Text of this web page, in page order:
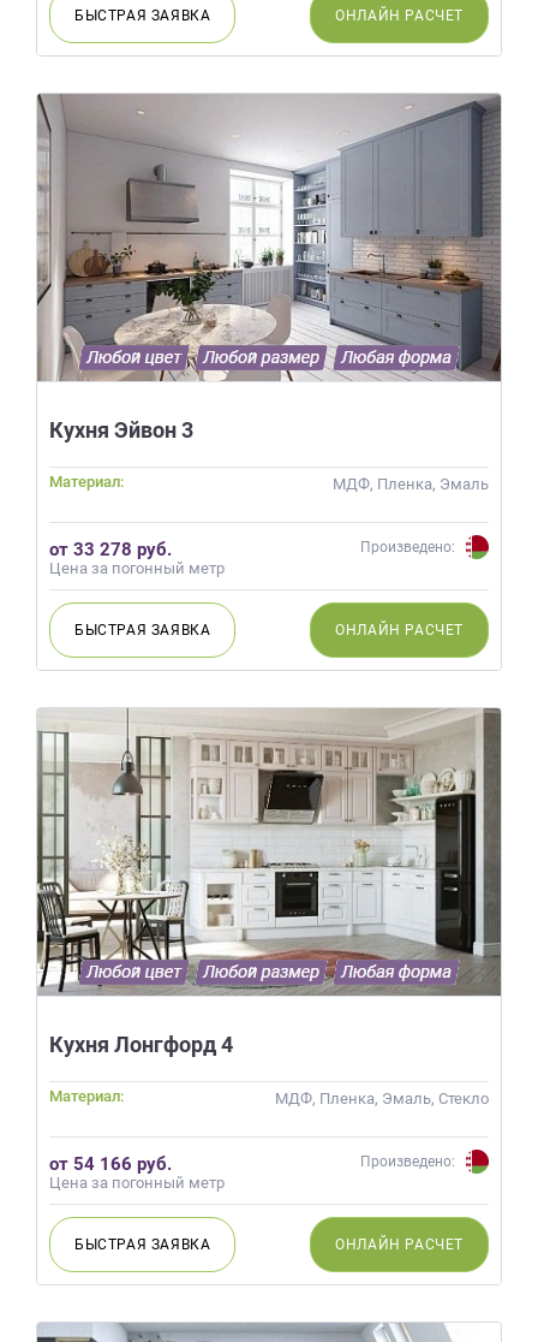
БЫСТРАЯ ЗАЯВКА ОНЛАЙН РАСЧЕТ
Кухня Эйвон 3
Материал: МДФ, Пленка, Эмаль
от 33 278 руб.
Цена за погонный метр
Произведено:
БЫСТРАЯ ЗАЯВКА ОНЛАЙН РАСЧЕТ
Кухня Лонгфорд 4
Материал: МДФ, Пленка, Эмаль, Стекло
от 54 166 руб.
Цена за погонный метр
Произведено:
БЫСТРАЯ ЗАЯВКА ОНЛАЙН РАСЧЕТ